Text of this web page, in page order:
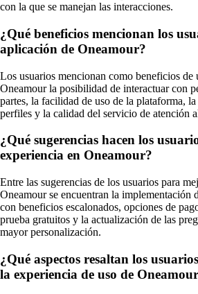
con la que se manejan las interacciones.
¿Qué beneficios mencionan los
aplicación de Oneamour?
Los usuarios mencionan como beneficios
Oneamour la posibilidad de interactuar con
partes, la facilidad de uso de la plataforma,
perfiles y la calidad del servicio de atención
¿Qué sugerencias hacen los
experiencia en Oneamour?
Entre las sugerencias de los usuarios para
Oneamour se encuentran la implementación
con beneficios escalonados, opciones de
prueba gratuitos y la actualización de las
mayor personalización.
¿Qué aspectos resaltan los
la experiencia de uso de